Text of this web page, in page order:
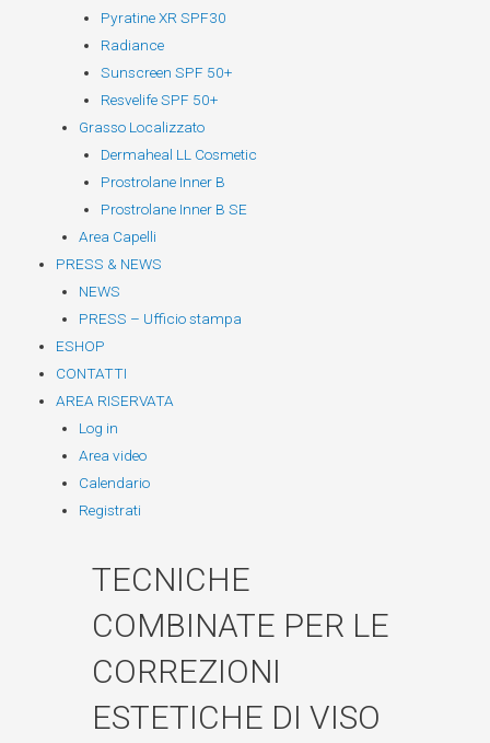
Pyratine XR SPF30
Radiance
Sunscreen SPF 50+
Resvelife SPF 50+
Grasso Localizzato
Dermaheal LL Cosmetic
Prostrolane Inner B
Prostrolane Inner B SE
Area Capelli
PRESS & NEWS
NEWS
PRESS – Ufficio stampa
ESHOP
CONTATTI
AREA RISERVATA
Log in
Area video
Calendario
Registrati
TECNICHE
COMBINATE PER LE
CORREZIONI
ESTETICHE DI VISO